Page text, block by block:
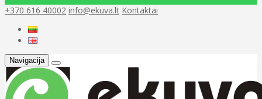
+370 616 40002 info@ekuva.lt Kontaktai
Navigacija